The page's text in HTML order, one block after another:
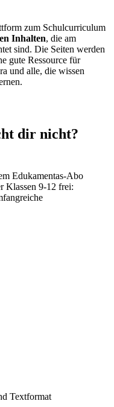
zum Schulcurriculum
Inhalten, die am
sind. Die Seiten werden
gute Ressource für
und alle, die wissen
dir nicht?
Edukamentas-Abo
Klassen 9-12 frei:
Textformat